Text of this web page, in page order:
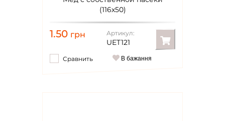
(116х50)
1.50 грн Артикул:
UET121
Сравнить В бажання